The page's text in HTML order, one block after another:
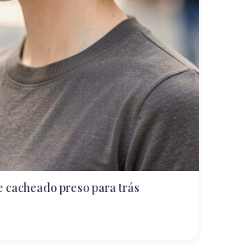
cacheado preso para trás